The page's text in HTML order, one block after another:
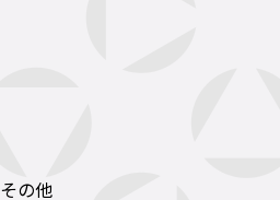
その他